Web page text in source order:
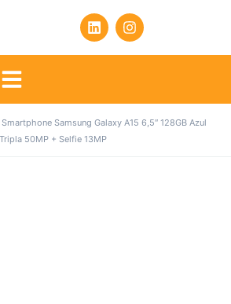
Samsung Galaxy A15 6,5″ 128GB Azul
50MP + Selfie 13MP